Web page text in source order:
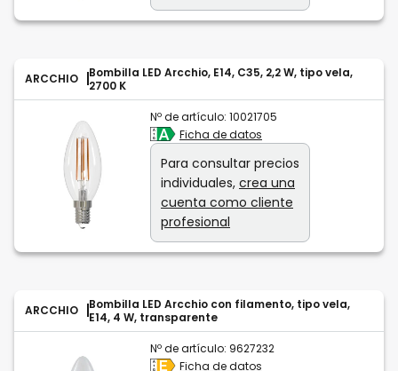
ARCCHIO
Bombilla LED Arcchio, E14, C35, 2,2 W, tipo vela,
2700 K
Nº de artículo: 10021705
Ficha de datos
Para consultar precios
individuales, crea una
cuenta como cliente
profesional
ARCCHIO
Bombilla LED Arcchio con filamento, tipo vela,
E14, 4 W, transparente
Nº de artículo: 9627232
Ficha de datos